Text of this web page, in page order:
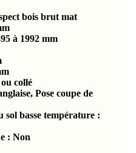
bois brut mat
à 1992 mm
collé
Pose coupe de
sol basse température :
: Non